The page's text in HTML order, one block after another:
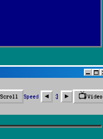
Scroll Speed ◀︎ 3 ▶︎ 📺Video